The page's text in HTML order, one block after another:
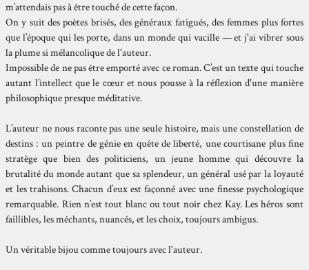
m’attendais pas à être touché de cette façon.
On y suit des poètes brisés, des généraux fatigués, des femmes plus fortes
que l’époque qui les porte, dans un monde qui vacille — et j'ai vibrer sous
la plume si mélancolique de l'auteur.
Impossible de ne pas être emporté avec ce roman. C’est un texte qui touche
autant l’intellect que le cœur et nous pousse à la réflexion d'une manière
philosophique presque méditative.
L’auteur ne nous raconte pas une seule histoire, mais une constellation de
destins : un peintre de génie en quête de liberté, une courtisane plus fine
stratège que bien des politiciens, un jeune homme qui découvre la
brutalité du monde autant que sa splendeur, un général usé par la loyauté
et les trahisons. Chacun d’eux est façonné avec une finesse psychologique
remarquable. Rien n’est tout blanc ou tout noir chez Kay. Les héros sont
faillibles, les méchants, nuancés, et les choix, toujours ambigus.
Un véritable bijou comme toujours avec l'auteur.